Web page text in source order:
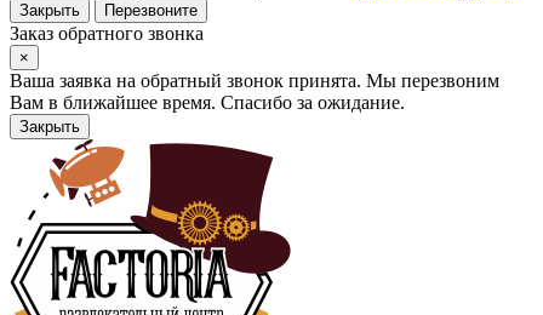
Закрыть Перезвоните
Заказ обратного звонка
×
Ваша заявка на обратный звонок принята. Мы перезвоним
Вам в ближайшее время. Спасибо за ожидание.
Закрыть